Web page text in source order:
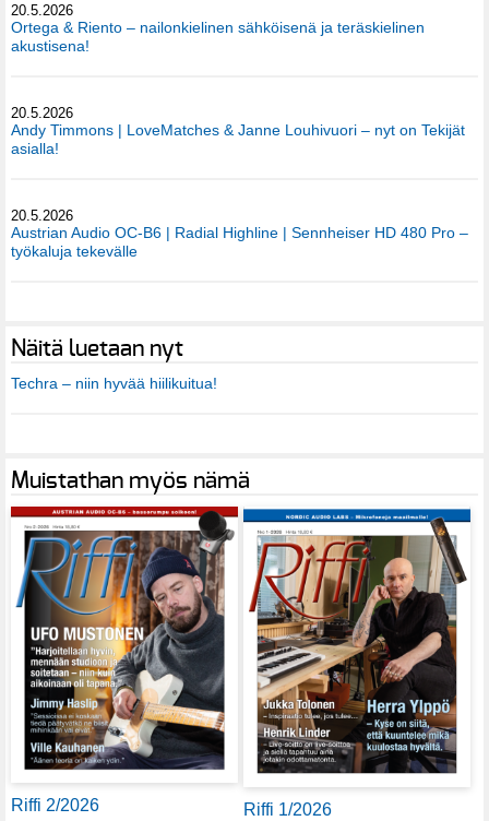
20.5.2026
Ortega & Riento – nailonkielinen sähköisenä ja teräskielinen
akustisena!
20.5.2026
Andy Timmons | LoveMatches & Janne Louhivuori – nyt on Tekijät
asialla!
20.5.2026
Austrian Audio OC-B6 | Radial Highline | Sennheiser HD 480 Pro –
työkaluja tekevälle
Näitä luetaan nyt
Techra – niin hyvää hiilikuitua!
Muistathan myös nämä
Riffi 2/2026 Riffi 1/2026